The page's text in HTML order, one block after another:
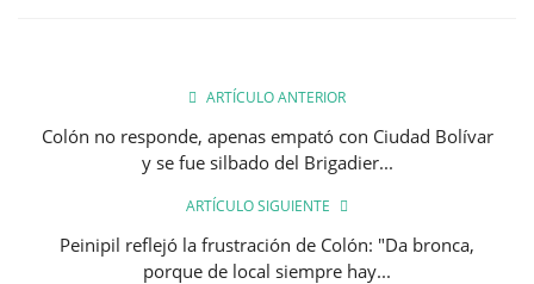
ARTÍCULO ANTERIOR
Colón no responde, apenas empató con Ciudad Bolívar
y se fue silbado del Brigadier...
ARTÍCULO SIGUIENTE
Peinipil reflejó la frustración de Colón: "Da bronca,
porque de local siempre hay...